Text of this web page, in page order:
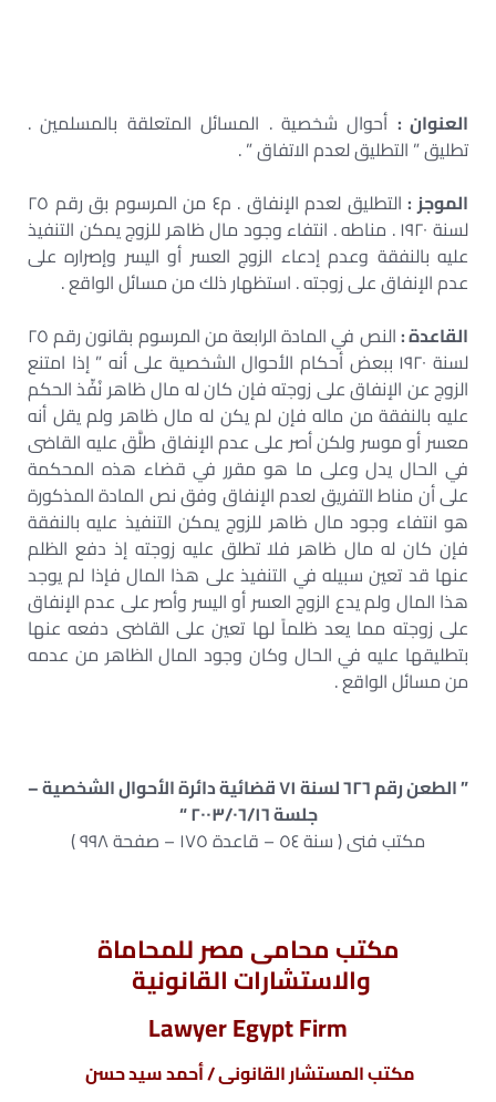
العنوان : أحوال شخصية . المسائل المتعلقة بالمسلمين .
تطليق ” التطليق لعدم الاتفاق ” .
الموجز :
التطليق لعدم الإنفاق . م٤ من المرسوم بق رقم ٢٥
لسنة ١٩٢٠ . مناطه . انتفاء وجود مال ظاهر للزوج يمكن التنفيذ
عليه بالنفقة وعدم إدعاء الزوج العسر أو اليسر وإصراره على
عدم الإنفاق على زوجته . استظهار ذلك من مسائل الواقع .
القاعدة :
النص في المادة الرابعة من المرسوم بقانون رقم ٢٥
لسنة ١٩٢٠ ببعض أحكام الأحوال الشخصية على أنه ” إذا امتنع
الزوج عن الإنفاق على زوجته فإن كان له مال ظاهر نُفِّذ الحكم
عليه بالنفقة من ماله فإن لم يكن له مال ظاهر ولم يقل أنه
معسر أو موسر ولكن أصر على عدم الإنفاق طلَّق عليه القاضى
في الحال يدل وعلى ما هو مقرر في قضاء هذه المحكمة
على أن مناط التفريق لعدم الإنفاق وفق نص المادة المذكورة
هو انتفاء وجود مال ظاهر للزوج يمكن التنفيذ عليه بالنفقة
فإن كان له مال ظاهر فلا تطلق عليه زوجته إذ دفع الظلم
عنها قد تعين سبيله في التنفيذ على هذا المال فإذا لم يوجد
هذا المال ولم يدع الزوج العسر أو اليسر وأصر على عدم الإنفاق
على زوجته مما يعد ظلماً لها تعين على القاضى دفعه عنها
بتطليقها عليه في الحال وكان وجود المال الظاهر من عدمه
من مسائل الواقع .
” الطعن رقم ٦٢٦ لسنة ٧١ قضائية دائرة الأحوال الشخصية –
جلسة ٢٠٠٣/٠٦/١٦ “
مكتب فنى ( سنة ٥٤ – قاعدة ١٧٥ – صفحة ٩٩٨ )
مكتب محامى مصر للمحاماة
والاستشارات القانونية
Lawyer Egypt Firm
مكتب المستشار القانونى / أحمد سيد حسن